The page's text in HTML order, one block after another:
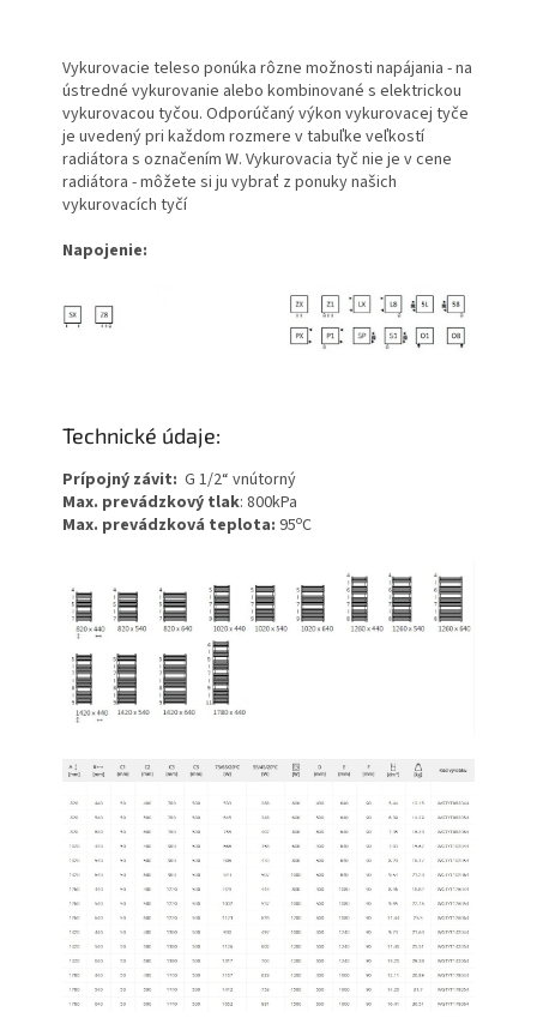
Vykurovacie teleso ponúka rôzne možnosti napájania - na
ústredné vykurovanie alebo kombinované s elektrickou
vykurovacou tyčou. Odporúčaný výkon vykurovacej tyče
je uvedený pri každom rozmere v tabuľke veľkostí
radiátora s označením W.Vykurovacia tyč nie je v cene
radiátora - môžete si ju vybrať z ponuky našich
vykurovacích tyčí
Napojenie:
Technické údaje:
Prípojný závit: G 1/2“ vnútorný
Max. prevádzkový tlak: 800kPa
Max. prevádzková teplota: 95oC